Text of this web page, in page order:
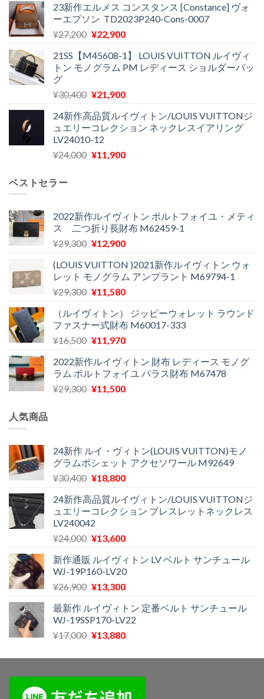
価
格
は
で
し
の
価
格
¥18,300
で
23新作エルメス コンスタンス [Constance] ヴォ
ーエプソン TD2023P240-Cons-0007
¥27,200 元
価
格
¥27,200
し
た。
¥22,900現
の
価
は
で
す。
21SS【M45608-1】 LOUIS VUITTON ルイヴィ
トン モノグラム PM レディース ショルダーバッ
グ
¥30,400 元
価
格
は
¥30,400
¥21,900現
の
価
は
24新作高品質ルイヴィトン/LOUIS VUITTONジ
ュエリーコレクション ネックレスイアリング
LV24010-12
¥24,000 元
¥24,000
で
し
¥11,900現
は
¥11,900
で
ベストセラー
2022新作ルイヴィトン ポルトフォイユ・メティ
ス 二つ折り長財布 M62459-1
¥29,300 元
価
格
は
で
た。
¥12,900現
の
価
格
¥12,900
で
す。
(LOUIS VUITTON )2021新作ルイヴィトン ウォ
レット モノグラム アンプラント M69794-1
¥29,300 元
価
格
は
で
し
た。
¥11,580現
の
価
格
¥11,580
で
す。
（ルイヴィトン） ジッピーウォレット ラウンド
ファスナー式財布 M60017-333
¥16,500 元
価
格
は
¥11,970現
の
価
格
2022新作ルイヴィトン 財布 レディース モノグ
ラム ポルトフォイユ パラス財布 M67478
¥29,300 元
¥29,300
で
し
¥11,500現
は
¥11,500
で
人気商品
24新作 ルイ・ヴィトン(LOUIS VUITTON)モノ
グラムポシェット アクセソワール M92649
¥30,400 元
価
格
は
¥30,400
し
た。
¥18,800現
の
価
は
で
す。
24新作高品質ルイヴィトン/LOUIS VUITTONジ
ュエリーコレクション ブレスレットネックレス
LV240042
¥24,000 元
価
格
は
で
し
た。
¥13,600現
の
価
格
¥13,600
で
す。
新作通販 ルイヴィトン LV ベルト サンチュール
WJ-19P160-LV20
¥26,900 元
価
格
は
で
¥13,300現
の
価
格
¥13,300
最新作 ルイヴィトン 定番ベルト サンチュール
WJ-19SSP170-LV22
¥17,000 元
価
¥17,000
¥13,880現
の
は